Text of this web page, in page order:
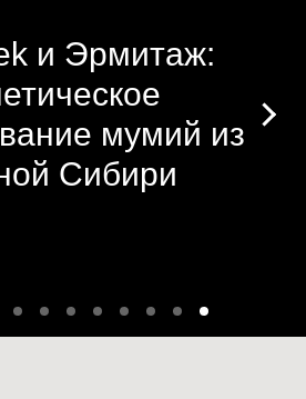
и Эрмитаж:
мумий из
Сибири